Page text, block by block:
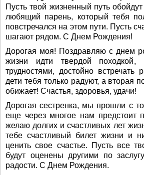
Пусть твой жизненный путь
любящий парень, который тебя
повстречался на этом пути. Пусть
шагают рядом. С Днем Рождения!
Дорогая моя! Поздравляю с днем
жизни идти твердой походкой,
трудностями, достойно встречать
дети тебя только радуют, а вторая
обижает! Счастья, здоровья, удачи!
Дорогая сестренка, мы прошли с
еще через многое нам предстоит
желаю долгих и счастливых лет
тебе счастливый билет жизни и
ценить свое счастье. Пусть все
будут оценены другими по
радости. С Днем Рождения.